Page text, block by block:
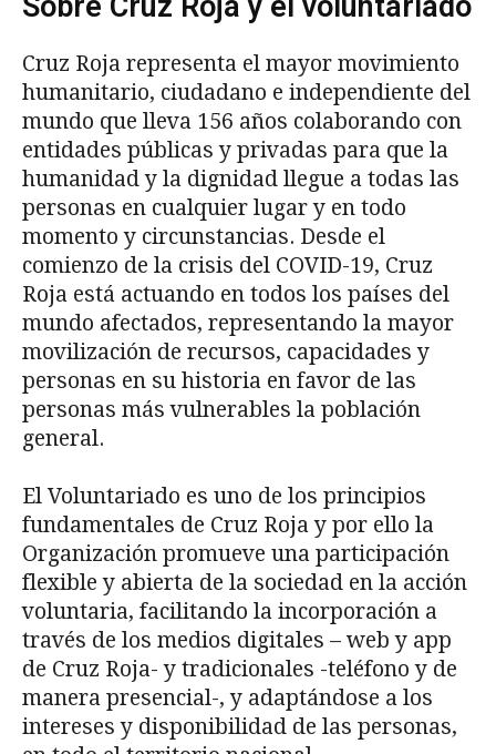
Cruz Roja representa el mayor movimiento
humanitario, ciudadano e independiente del
mundo que lleva 156 años colaborando con
entidades públicas y privadas para que la
humanidad y la dignidad llegue a todas las
personas en cualquier lugar y en todo
momento y circunstancias. Desde el
comienzo de la crisis del COVID-19, Cruz
Roja está actuando en todos los países del
mundo afectados, representando la mayor
movilización de recursos, capacidades y
personas en su historia en favor de las
personas más vulnerables la población
general.
El Voluntariado es uno de los principios
fundamentales de Cruz Roja y por ello la
Organización promueve una participación
flexible y abierta de la sociedad en la acción
voluntaria, facilitando la incorporación a
través de los medios digitales – web y app
de Cruz Roja- y tradicionales -teléfono y de
manera presencial-, y adaptándose a los
intereses y disponibilidad de las personas,